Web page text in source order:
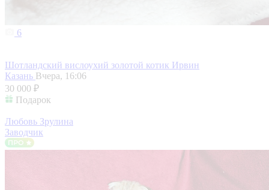
6
Шотландский вислоухий золотой котик Ирвин
Казань Вчера, 16:06
30 000 ₽
Подарок
Любовь Зрулина
Заводчик